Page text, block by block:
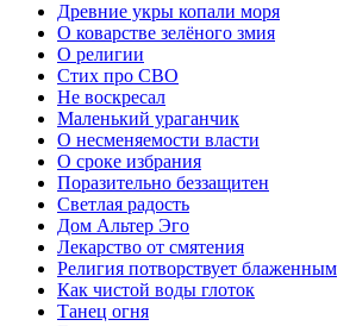
Древние укры копали моря
О коварстве зелёного змия
О религии
Стих про СВО
Не воскресал
Маленький ураганчик
О несменяемости власти
О сроке избрания
Поразительно беззащитен
Светлая радость
Дом Альтер Эго
Лекарство от смятения
Религия потворствует блаженным
Как чистой воды глоток
Танец огня